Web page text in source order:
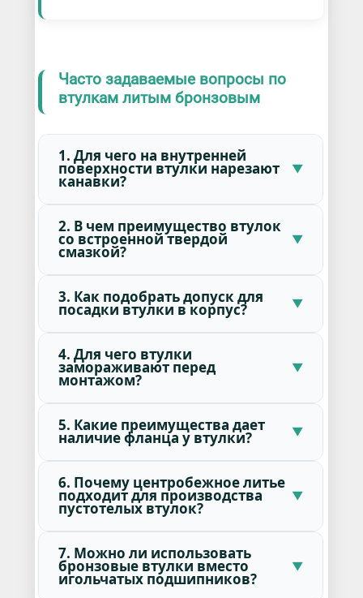
Часто задаваемые вопросы по
втулкам литым бронзовым
1. Для чего на внутренней
поверхности втулки нарезают
канавки?
2. В чем преимущество втулок
со встроенной твердой
смазкой?
3. Как подобрать допуск для
посадки втулки в корпус?
4. Для чего втулки
замораживают перед
монтажом?
5. Какие преимущества дает
наличие фланца у втулки?
6. Почему центробежное литье
подходит для производства
пустотелых втулок?
7. Можно ли использовать
бронзовые втулки вместо
игольчатых подшипников?